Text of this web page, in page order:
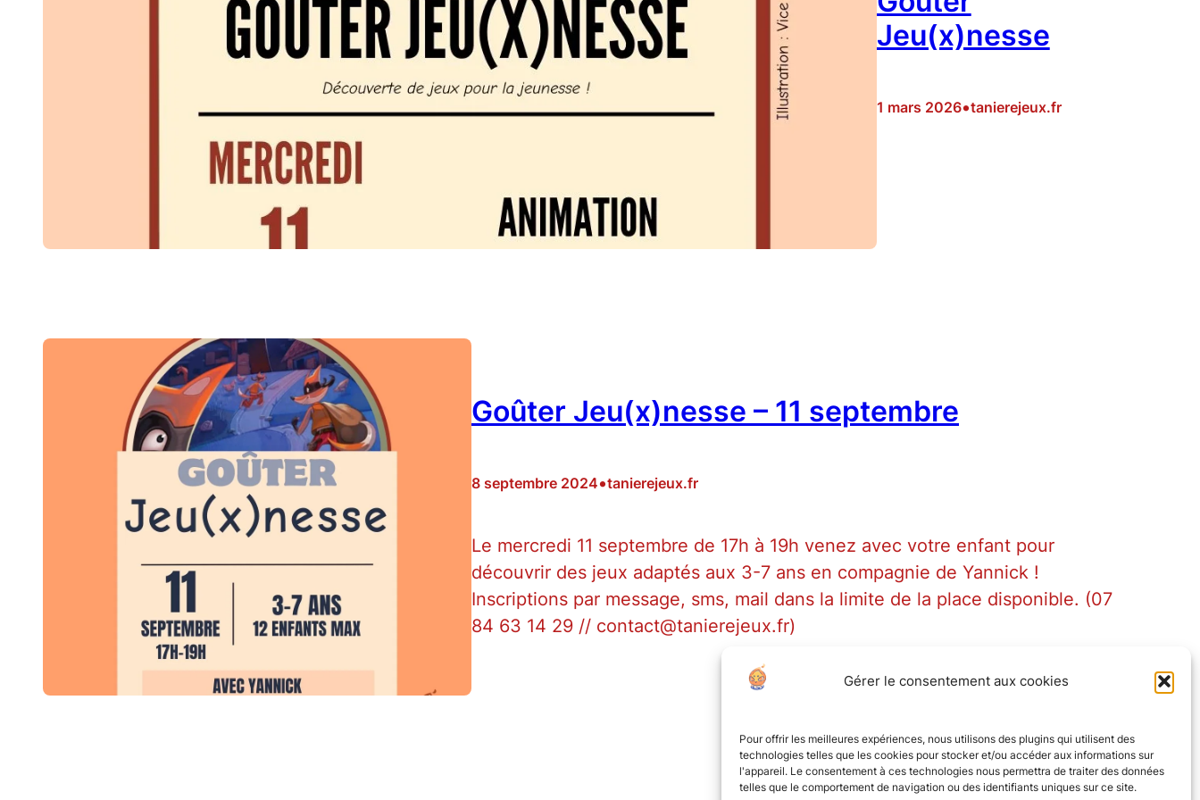
Gérer le consentement aux cookies
Pour offrir les meilleures expériences, nous utilisons des plugins qui utilisent des
technologies telles que les cookies pour stocker et/ou accéder aux informations sur
l'appareil. Le consentement à ces technologies nous permettra de traiter des données
telles que le comportement de navigation ou des identifiants uniques sur ce site.
Jeu(x)nesse
1 mars 2026•tanierejeux.fr
Goûter Jeu(x)nesse – 11 septembre
8 septembre 2024•tanierejeux.fr
Le mercredi 11 septembre de 17h à 19h venez avec votre enfant pour
découvrir des jeux adaptés aux 3-7 ans en compagnie de Yannick !
Inscriptions par message, sms, mail dans la limite de la place disponible. (07
84 63 14 29 // contact@tanierejeux.fr)